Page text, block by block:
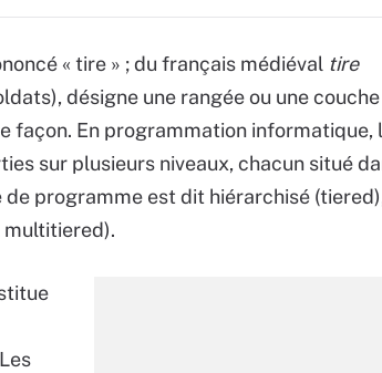
« tire » ; du français médiéval tire
désigne une rangée ou une couche
façon. En programmation informatique,
sur plusieurs niveaux, chacun situé
programme est dit hiérarchisé
multitiered).